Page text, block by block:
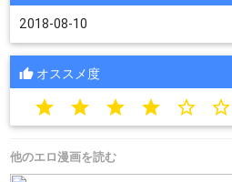
2018-08-10
オススメ度
star star star star star_border star_border
他のエロ漫画を読む